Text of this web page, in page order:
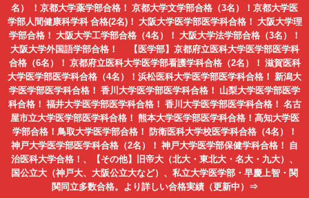
名） ！京都大学薬学部合格！ 京都大学文学部合格（3名）！京都大学医
学部人間健康科学科 合格(2名)！ 大阪大学医学部医学科合格！ 大阪大学理
学部合格！ 大阪大学工学部合格（4名）！ 大阪大学法学部合格（3名）！
大阪大学外国語学部合格！ 【医学部】京都府立医科大学医学部医学科
合格（6名）！ 京都府立医科大学医学部看護学科合格（2名）！ 滋賀医科
大学医学部医学科合格（4名）！浜松医科大学医学部医学科合格！ 新潟大
学医学部医学科合格！ 香川大学医学部医学科合格！ 山梨大学医学部医学
科合格！ 福井大学医学部医学科合格！ 香川大学医学部医学科合格！ 名古
屋市立大学医学部医学科合格！ 熊本大学医学部医学科合格！高知大学医
学部合格！鳥取大学医学部合格！ 防衛医科大学校医学科合格（4名）！
神戸大学医学部医学科合格（2名）！ 神戸大学医学部保健学科合格！ 自
治医科大学合格！、【その他】旧帝大（北大・東北大・名大・九大）、
国公立大（神戸大、大阪公立大など）、私立大学医学部・早慶上智・関
関同立多数合格。より詳しい合格実績（更新中）⇒